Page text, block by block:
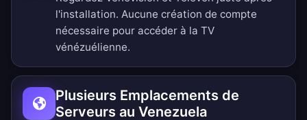
l'installation. Aucune création de compte
nécessaire pour accéder à la TV
vénézuélienne.
Plusieurs Emplacements de
Serveurs au Venezuela